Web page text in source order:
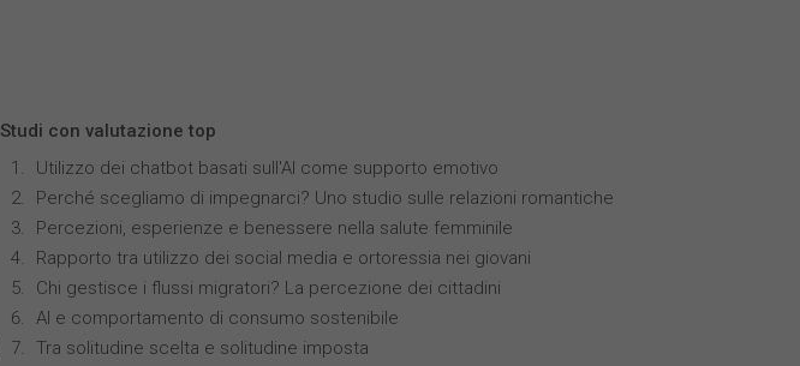
Studi con valutazione top
Utilizzo dei chatbot basati sull'AI come supporto emotivo
Perché scegliamo di impegnarci? Uno studio sulle relazioni romantiche
Percezioni, esperienze e benessere nella salute femminile
Rapporto tra utilizzo dei social media e ortoressia nei giovani
Chi gestisce i flussi migratori? La percezione dei cittadini
AI e comportamento di consumo sostenibile
Tra solitudine scelta e solitudine imposta